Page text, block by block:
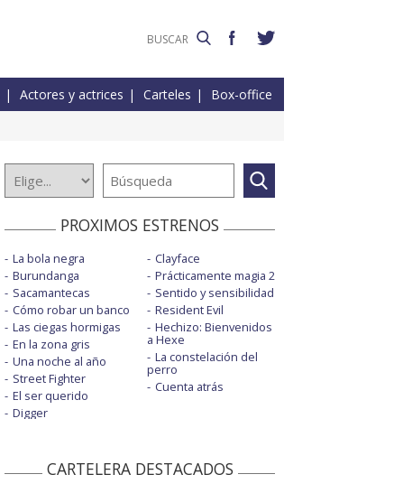
Actores y actrices Carteles Box-office
PROXIMOS ESTRENOS
La bola negra
Burundanga
Sacamantecas
Cómo robar un banco
Las ciegas hormigas
En la zona gris
Una noche al año
Street Fighter
El ser querido
Digger
Clayface
Prácticamente magia 2
Sentido y sensibilidad
Resident Evil
Hechizo: Bienvenidos
a Hexe
La constelación del
perro
Cuenta atrás
CARTELERA DESTACADOS